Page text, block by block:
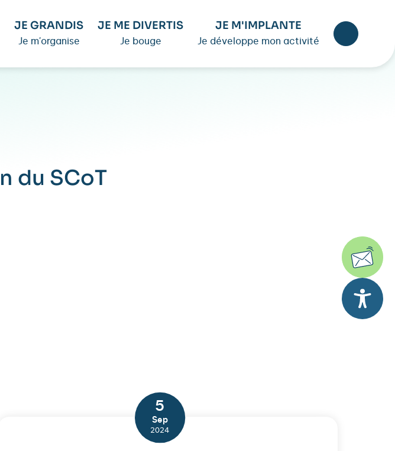
JE GRANDIS
Je m'organise
JE ME DIVERTIS
Je bouge
JE M'IMPLANTE
Je développe mon activité
du SCoT
5
Sep
2024